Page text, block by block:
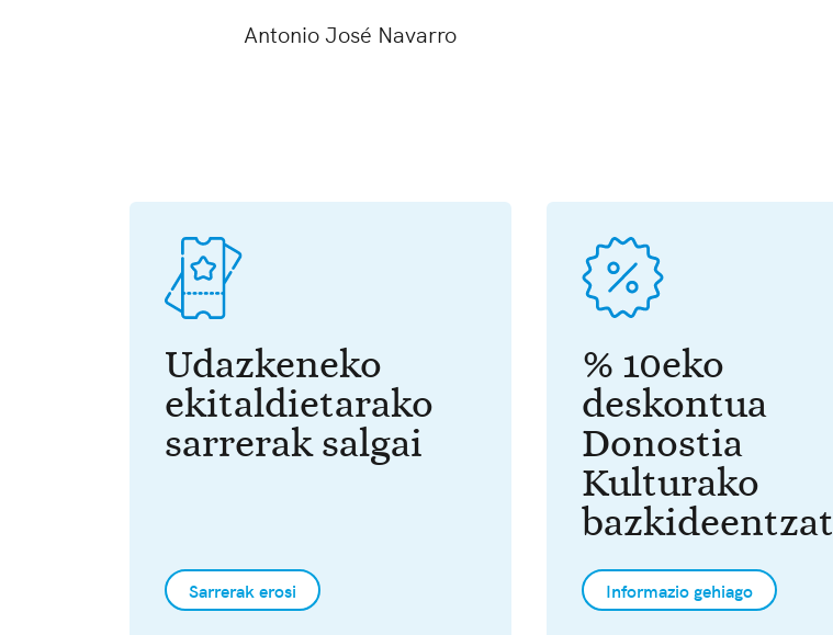
Antonio José Navarro
Udazkeneko
ekitaldietarako
sarrerak salgai
Sarrerak erosi
% 10eko
deskontua
Donostia
Kulturako
bazkideentzat
Informazio gehiago